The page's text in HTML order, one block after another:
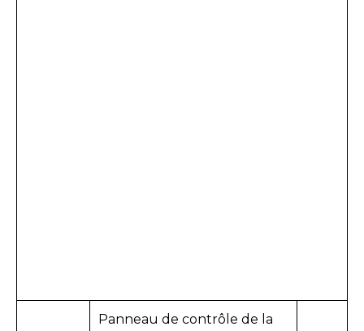
Panneau de contrôle de la